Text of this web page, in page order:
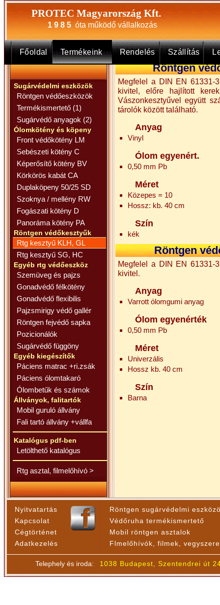
PROTEC Magyarország Kft.
1 9 8 5 óta működő vállalkozás
Főoldal Termékeink Rendelés Szállítás
Röntgen
Megfelel a DIN EN 61331-
kivitel, előre hajlított
Vászonkesztyűvel együtt
tárolók között található.
Anyag
Vinyl
Ólom egyenért.
0,50 mm Pb
Méret
Közepes = 10
Hossz: kb. 40 cm
Szín
kék
Röntgen
Megfelel a DIN EN 61331-
kivitel.
Anyag
Varrott ólomgumi anyag
Ólom egyenérték
0,50 mm Pb
Méret
Univerzális
Hossz kb. 40 cm
Szín
Barna
Sugárvédelmi eszközök
Röntgen védőeszközök
Termékismertető (1)
Sugárvédő anyagok (2)
Ólomkötény és köpeny
Front védőkötény LM
Sebészeti kötény C
Képerősítő kötény BV
Körkörös kabát CA
Duplaköpeny 50/25 SD
Szoknya / mellény RW
Fogászati kötény D
Panoráma kötény PA
Röntgen védőkesztyűk
Rtg kesztyű KLH, GL
Rtg kesztyű SG, HC
Egyéb rtg védőeszköz
Szemüveg és pajzs
Gonadvédő félkötény
Gonadvédő flexibilis
Pajzsmirigy védő gallér
Röntgen fejvédő sapka
Pozicionálók
Sugárvédő függöny
Egyéb kiegészítők
Páciens matrac +ri.zsák
Páciens ólomtakaró
Ólombetűk és számok
Állványok, falitartók
Mobil guruló állvány
Fali tartó állvány +vállfa
Katalógus pdf-ben
Letölthető katalógus
Rtg asztal, filmelőhívó >
Nyitvatartás
Kapcsolat
Cégtörténet
Adatkezelés
Röntgen sugárvédelmi
Védőruha termékismertető
Mobil röntgen asztalok
Flmelőhívók, filmek,
Telephely és iroda: 1038 Budapest, Szentendrei út